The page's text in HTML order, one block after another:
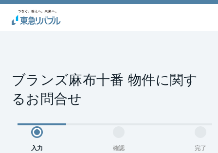
ブランズ麻布十番 物件に関す
るお問合せ
入力 確認 完了